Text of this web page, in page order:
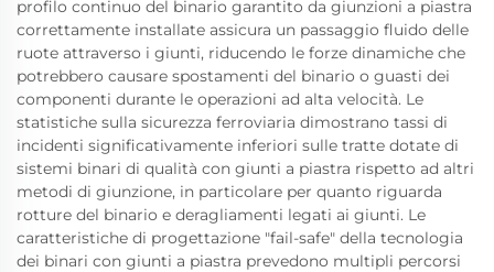
profilo continuo del binario garantito da giunzioni a piastra
correttamente installate assicura un passaggio fluido delle
ruote attraverso i giunti, riducendo le forze dinamiche che
potrebbero causare spostamenti del binario o guasti dei
componenti durante le operazioni ad alta velocità. Le
statistiche sulla sicurezza ferroviaria dimostrano tassi di
incidenti significativamente inferiori sulle tratte dotate di
sistemi binari di qualità con giunti a piastra rispetto ad altri
metodi di giunzione, in particolare per quanto riguarda
rotture del binario e deragliamenti legati ai giunti. Le
caratteristiche di progettazione "fail-safe" della tecnologia
dei binari con giunti a piastra prevedono multipli percorsi